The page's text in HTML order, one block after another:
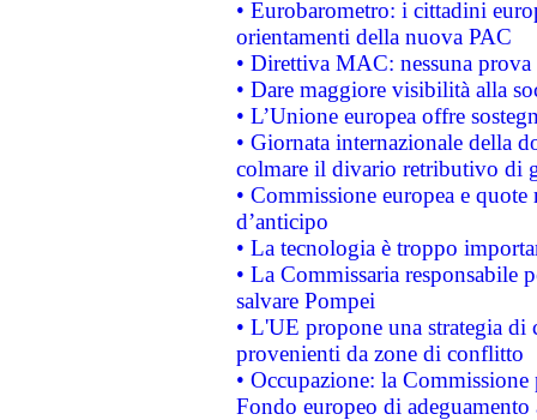
• Eurobarometro: i cittadini
orientamenti della nuova PAC
• Direttiva MAC: nessuna
• Dare maggiore visibilità alla
• L’Unione europea offre
• Giornata internazionale della
colmare il divario retributivo di
• Commissione europea e
d’anticipo
• La tecnologia è troppo
• La Commissaria responsabile
salvare Pompei
• L'UE propone una strategia
provenienti da zone di conflitto
• Occupazione: la
Fondo europeo di